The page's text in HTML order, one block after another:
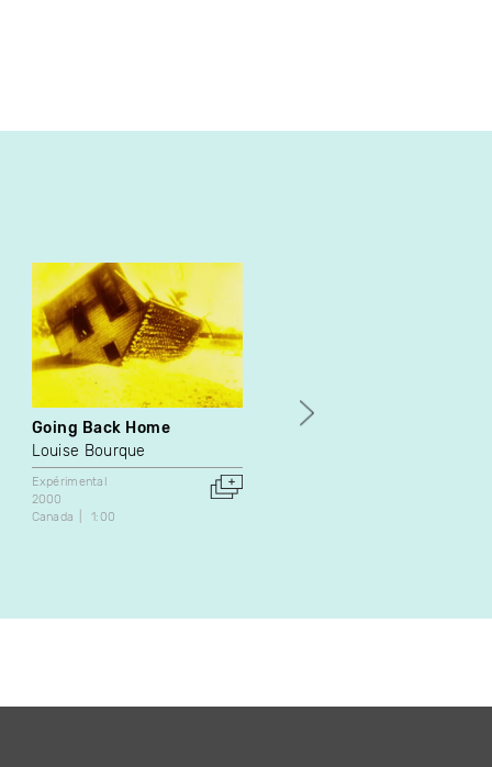
Going Back Home
Louise Bourque
Expérimental
2000
Canada
1:00
Les larmes d'Eros